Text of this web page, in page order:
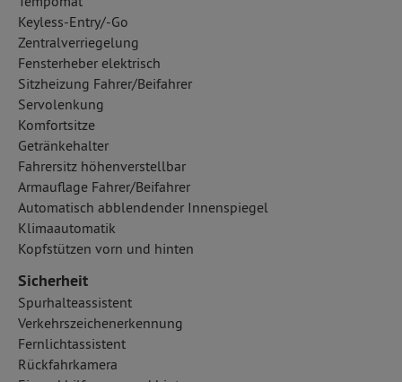
Keyless-Entry/-Go
Zentralverriegelung
Fensterheber elektrisch
Sitzheizung Fahrer/Beifahrer
Servolenkung
Komfortsitze
Getränkehalter
Fahrersitz höhenverstellbar
Armauflage Fahrer/Beifahrer
Automatisch abblendender Innenspiegel
Klimaautomatik
Kopfstützen vorn und hinten
Sicherheit
Spurhalteassistent
Verkehrszeichenerkennung
Fernlichtassistent
Rückfahrkamera